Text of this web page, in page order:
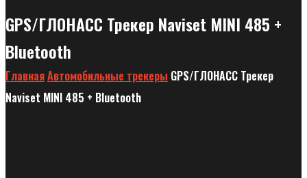
GPS/ГЛОНАСС Трекер Naviset MINI 485 +
Bluetooth
ГлавнаяАвтомобильные трекеры GPS/ГЛОНАСС Трекер
Naviset MINI 485 + Bluetooth